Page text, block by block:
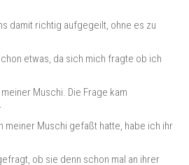
damit richtig aufgegeilt, ohne es zu
etwas, da sich mich fragte ob ich
Muschi. Die Frage kam
meiner Muschi gefaßt hatte, habe ich ihr
ob sie denn schon mal an ihrer